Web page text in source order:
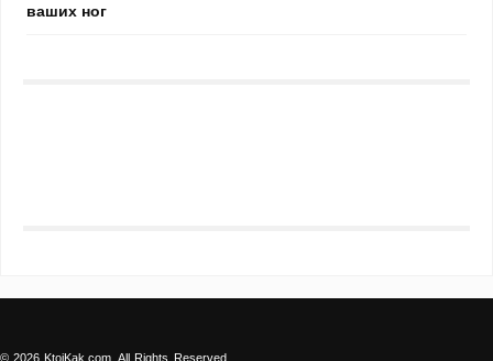
ваших ног
© 2026 KtoiKak.com. All Rights Reserved.